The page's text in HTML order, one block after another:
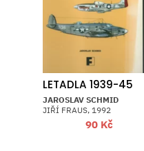
LETADLA 1939-45
JAROSLAV SCHMID
JIŘÍ FRAUS, 1992
90 Kč